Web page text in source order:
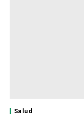
Salud